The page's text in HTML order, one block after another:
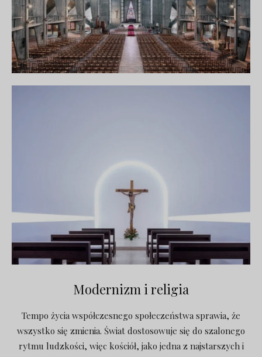
Modernizm i religia
Tempo życia współczesnego społeczeństwa sprawia, że
wszystko się zmienia. Świat dostosowuje się do szalonego
rytmu ludzkości, więc kościół, jako jedna z najstarszych i